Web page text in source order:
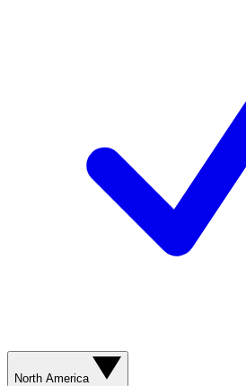
North America